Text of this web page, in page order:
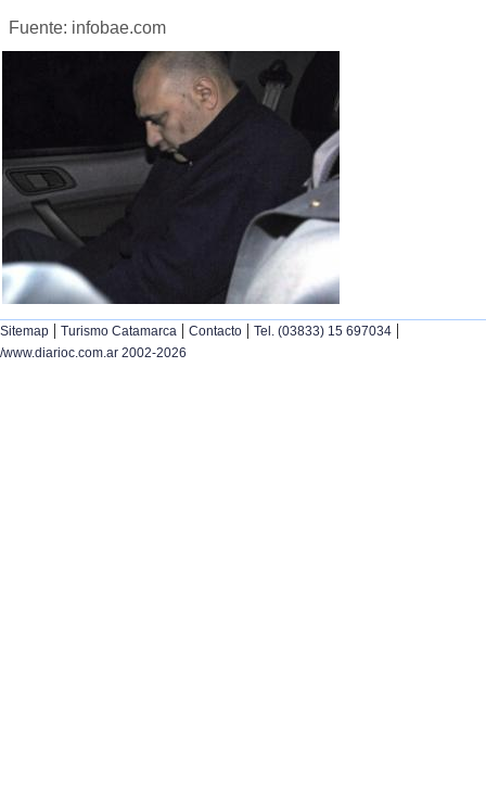
Fuente: infobae.com
Sitemap | Turismo Catamarca | Contacto | Tel. (03833) 15 697034 |
/www.diarioc.com.ar 2002-2026